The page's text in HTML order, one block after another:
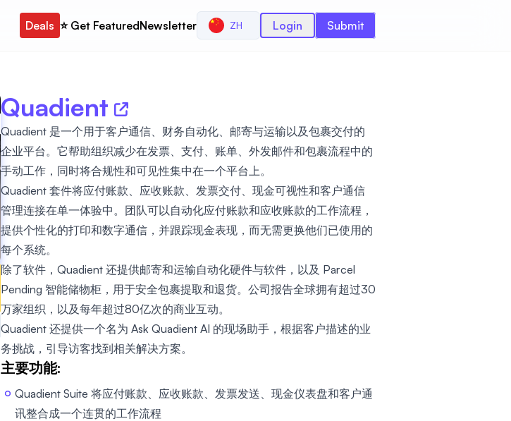
Deals ⭐️ Get FeaturedNewsletter ZH Login Submit
Quadient
Quadient 是一个用于客户通信、财务自动化、邮寄与运输以及包裹交付的
企业平台。它帮助组织减少在发票、支付、账单、外发邮件和包裹流程中的
手动工作，同时将合规性和可见性集中在一个平台上。
Quadient 套件将应付账款、应收账款、发票交付、现金可视性和客户通信
管理连接在单一体验中。团队可以自动化应付账款和应收账款的工作流程，
提供个性化的打印和数字通信，并跟踪现金表现，而无需更换他们已使用的
每个系统。
除了软件，Quadient 还提供邮寄和运输自动化硬件与软件，以及 Parcel
Pending 智能储物柜，用于安全包裹提取和退货。公司报告全球拥有超过30
万家组织，以及每年超过80亿次的商业互动。
Quadient 还提供一个名为 Ask Quadient AI 的现场助手，根据客户描述的业
务挑战，引导访客找到相关解决方案。
主要功能:
Quadient Suite 将应付账款、应收账款、发票发送、现金仪表盘和客户通
讯整合成一个连贯的工作流程